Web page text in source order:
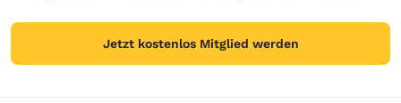
Jetzt kostenlos Mitglied werden